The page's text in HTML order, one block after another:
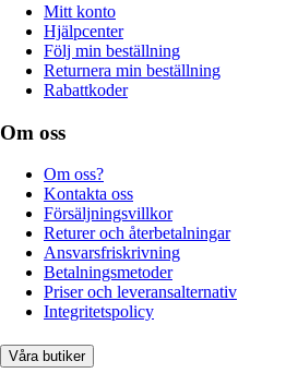
Mitt konto
Hjälpcenter
Följ min beställning
Returnera min beställning
Rabattkoder
Om oss
Om oss?
Kontakta oss
Försäljningsvillkor
Returer och återbetalningar
Ansvarsfriskrivning
Betalningsmetoder
Priser och leveransalternativ
Integritetspolicy
Våra butiker